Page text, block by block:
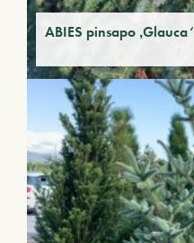
ABIES pinsapo ‚Glauca‘